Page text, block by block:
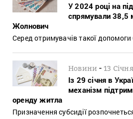
У 2024 році на
спрямували 38,5
Жолнович
Серед отримувачів такої
Новини -13
Із 29 січня в
механізм
оренду житла
Призначення субсидії